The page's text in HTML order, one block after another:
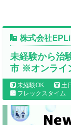
株式会社
未経験から治
市 ※オンライ
未経験OK 土
フレックスタイム